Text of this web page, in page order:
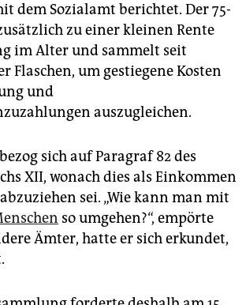
dem Sozialamt berichtet. Der 75-
zu einer kleinen Rente
im Alter und sammelt seit
Flaschen, um gestiegene Kosten
und
auszugleichen.
sich auf Paragraf 82 des
XII, wonach dies als Einkommen
sei. „Wie kann man mit
so umgehen?“, empörte
Ämter, hatte er sich erkundet,